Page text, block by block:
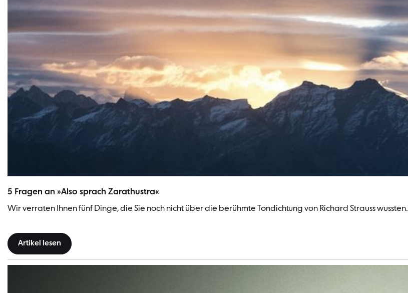
5 Fragen an »Also sprach Zarathustra«
Wir verraten Ihnen fünf Dinge, die Sie noch nicht über die berühmte Tondichtung von Richard Strauss wussten.
Artikel lesen